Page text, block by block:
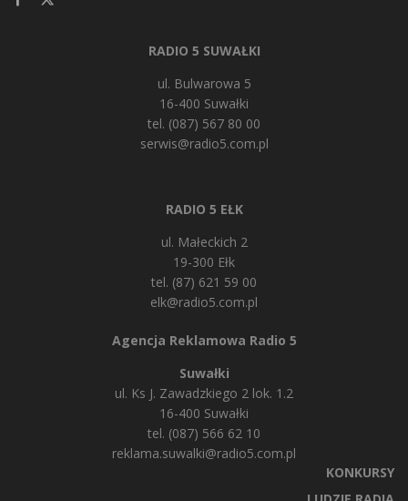
RADIO 5 SUWAŁKI
ul. Bulwarowa 5
16-400 Suwałki
tel. (087) 567 80 00
serwis@radio5.com.pl
RADIO 5 EŁK
ul. Małeckich 2
19-300 Ełk
tel. (87) 621 59 00
elk@radio5.com.pl
Agencja Reklamowa Radio 5
Suwałki
ul. Ks J. Zawadzkiego 2 lok. 1.2
16-400 Suwałki
tel. (087) 566 62 10
reklama.suwalki@radio5.com.pl
KONKURSY